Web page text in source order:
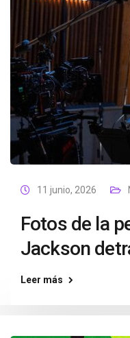
11 junio, 2026
Fotos de la
Jackson
Leer más